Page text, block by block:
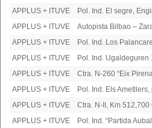
APPLUS + ITUVE
Pol. Ind. El segre,
APPLUS + ITUVE
Autopista Bilbao –
APPLUS + ITUVE
Pol. Ind. Los
APPLUS + ITUVE
Pol. Ind. Ugaldeguren
APPLUS + ITUVE
Ctra. N-260 “Eix
APPLUS + ITUVE
Pol. Ind. Els
APPLUS + ITUVE
Ctra. N-II, Km
APPLUS + ITUVE
Pol. Ind. “Partida